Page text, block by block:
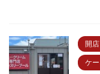
開
ケ